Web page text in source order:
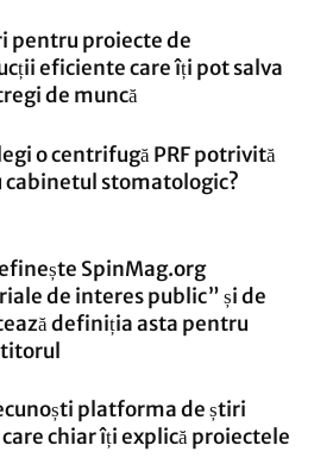
pentru proiecte de
eficiente care îți pot salva
de muncă
o centrifugă PRF potrivită
cabinetul stomatologic?
SpinMag.org
de interes public” și de
definiția asta pentru
platforma de știri
chiar îți explică proiectele